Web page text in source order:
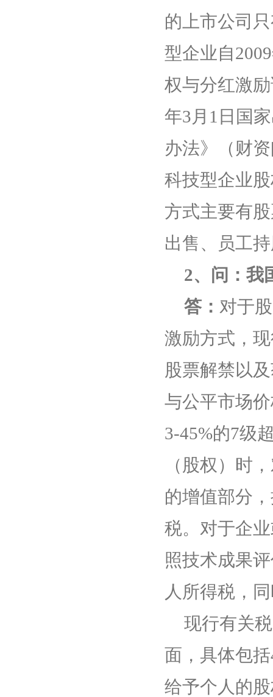
的上市公司
型企业自
权与分红激
年3月1日国
办法》（财
科技型企业
方式主要有
出售、员工
2、问：我
答： 对于
激励方式，
股票解禁以
与公平市场
3-45%的7级
（股权）时
的增值部分
税。对于企
照技术成果
人所得税，
现行有关
面，具体包括
给予个人的